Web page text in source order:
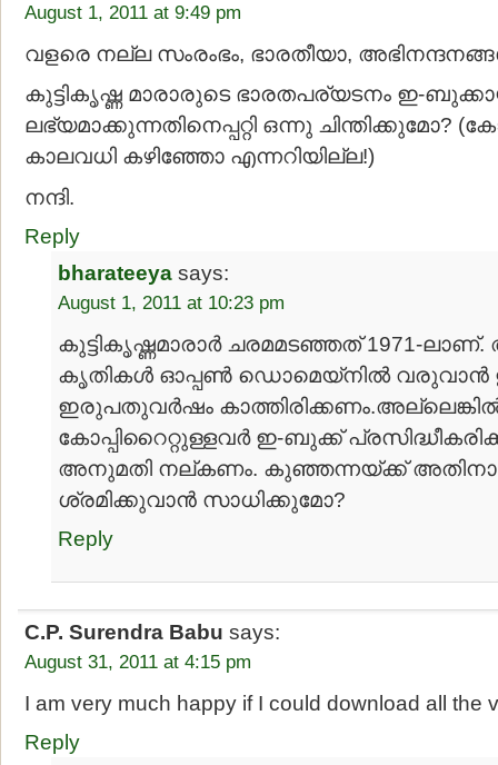
August 1, 2011 at 9:49 pm
വളരെ നല്ല സംരംഭം, ഭാരതീയാ,
കുട്ടികൃഷ്ണ മാരാരുടെ ഭാരതപര്യടനം ഇ-
ലഭ്യമാക്കുന്നതിനെപ്പറ്റി ഒന്നു ചിന്തിക്കുമോ?
കാലവധി കഴിഞ്ഞോ എന്നറിയില്ല!)
നന്ദി.
Reply
bharateeya says:
August 1, 2011 at 10:23 pm
കുട്ടികൃഷ്ണമാരാര്‍ ചരമമടഞ്ഞത് 1971-ലാണ്.
കൃതികള്‍ ഓപ്പണ്‍ ഡൊമെയ്‍നില്‍ വരുവാന്‍
ഇരുപതുവര്‍ഷം
കോപ്പിറൈറ്റുള്ളവര്‍ ഇ-ബുക്ക്
അനുമതി നല്കണം. കുഞ്ഞന്നയ്ക്ക്
ശ്രമിക്കുവാന്‍ സാധിക്കുമോ?
Reply
C.P. Surendra Babu says:
August 31, 2011 at 4:15 pm
I am very much happy if I could download all the
Reply